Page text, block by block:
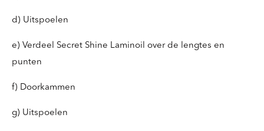
d) Uitspoelen
e) Verdeel Secret Shine Laminoil over de lengtes en
punten
f) Doorkammen
g) Uitspoelen